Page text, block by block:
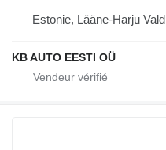
Estonie, Lääne-Harju Vald
KB AUTO EESTI OÜ